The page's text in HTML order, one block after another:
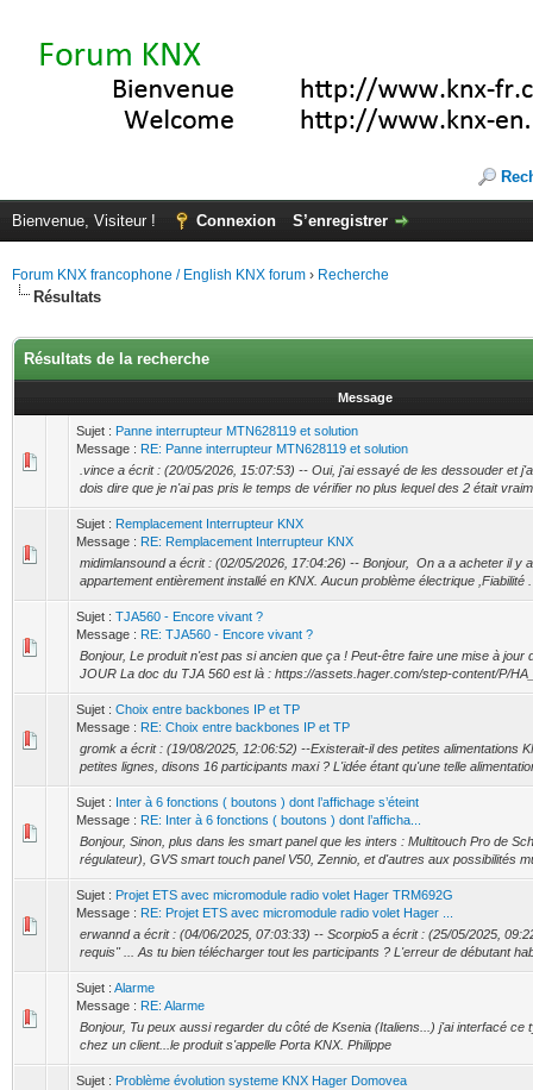
Bienvenue, Visiteur ! Connexion S’enregistrer
Forum KNX francophone / English KNX forum › Recherche
Résultats
Résultats de la recherche
Message
Sujet : Panne interrupteur MTN628119 et solution
Message : RE: Panne interrupteur MTN628119 et solution
.vince a écrit : (20/05/2026, 15:07:53) -- Oui, j'ai essayé de les dessouder et
dois dire que je n'ai pas pris le temps de vérifier no plus lequel des 2 était
Sujet : Remplacement Interrupteur KNX
Message : RE: Remplacement Interrupteur KNX
midimlansound a écrit : (02/05/2026, 17:04:26) -- Bonjour, On a a acheter il y
appartement entièrement installé en KNX. Aucun problème électrique ,Fiabilité
Sujet : TJA560 - Encore vivant ?
Message : RE: TJA560 - Encore vivant ?
Bonjour, Le produit n'est pas si ancien que ça ! Peut-être faire une mise à jour
JOUR La doc du TJA 560 est là : https://assets.hager.com/step-content/P/
Sujet : Choix entre backbones IP et TP
Message : RE: Choix entre backbones IP et TP
gromk a écrit : (19/08/2025, 12:06:52) --Existerait-il des petites alimentations
petites lignes, disons 16 participants maxi ? L'idée étant qu'une telle
Sujet : Inter à 6 fonctions ( boutons ) dont l’affichage s’éteint
Message : RE: Inter à 6 fonctions ( boutons ) dont l’afficha...
Bonjour, Sinon, plus dans les smart panel que les inters : Multitouch Pro de
régulateur), GVS smart touch panel V50, Zennio, et d'autres aux possibilités
Sujet : Projet ETS avec micromodule radio volet Hager TRM692G
Message : RE: Projet ETS avec micromodule radio volet Hager ...
erwannd a écrit : (04/06/2025, 07:03:33) -- Scorpio5 a écrit : (25/05/2025,
requis" ... As tu bien télécharger tout les participants ? L'erreur de débutant
Sujet : Alarme
Message : RE: Alarme
Bonjour, Tu peux aussi regarder du côté de Ksenia (Italiens...) j'ai interfacé ce
chez un client...le produit s'appelle Porta KNX. Philippe
Sujet : Problème évolution systeme KNX Hager Domovea